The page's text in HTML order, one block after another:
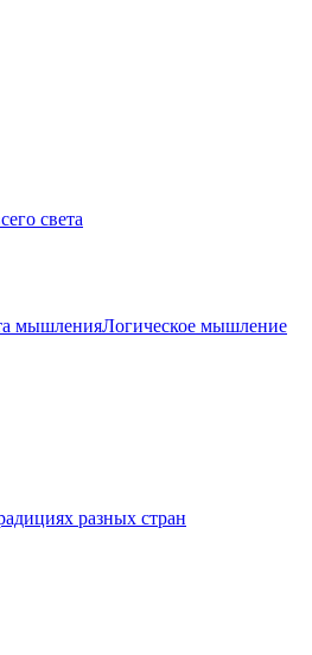
света
мышленияЛогическое мышление
разных стран